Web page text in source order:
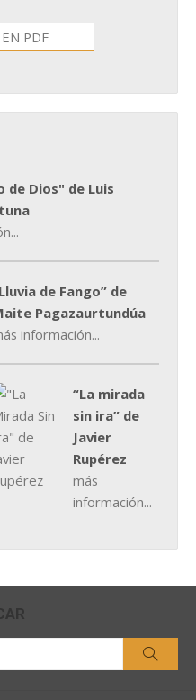
PDF
de Dios" de Luis
de Fango” de
Pagazaurtundúa
información...
“La mirada
sin ira” de
Javier
Rupérez
más
información...